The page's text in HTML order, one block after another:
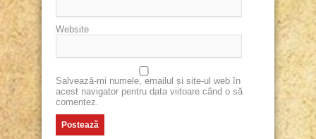
Website
Salvează-mi numele, emailul și site-ul web în
acest navigator pentru data viitoare când o să
comentez.